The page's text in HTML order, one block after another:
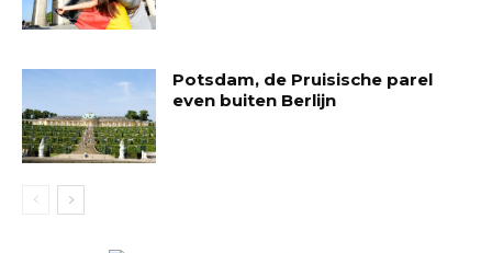
Potsdam, de Pruisische parel
even buiten Berlijn